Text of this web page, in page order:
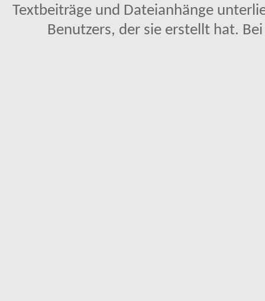
Textbeiträge und Dateianhänge
Benutzers, der sie erstellt hat.